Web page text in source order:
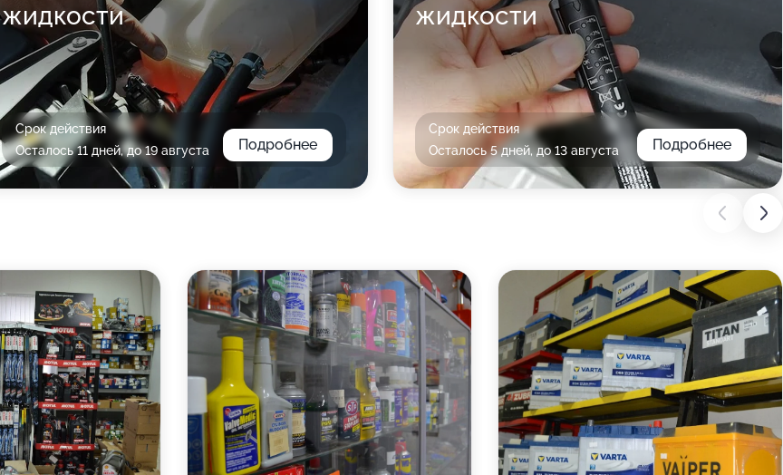
жидкости
Срок действия
Осталось 11 дней, до 19 августа
Подробнее
жидкости
Срок действия
Осталось 5 дней, до 13 августа
Подробнее